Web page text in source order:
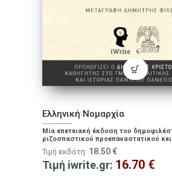
Ελληνική Νομαρχία
Μία επετειακή έκδοση του
ριζοσπαστικού προεπαναστατικού
παρουσιάζεται για πρώτη φορά στην
Τιμή εκδότη: 18.50 €
Τιμή iwrite.gr: 16.70 €